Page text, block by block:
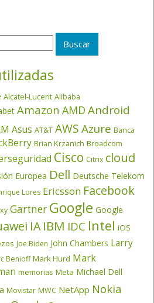
Alcatel-Lucent Alibaba
Amazon AMD Android
Asus AT&T AWSAzure Banca
Brian Krzanich Broadcom
Cisco Citrix cloud
Europea Dell Deutsche Telekom
Lores Ericsson Facebook
Gartner Google Google
IA IBM IDC Intel iOS
Joe Biden John Chambers Larry
Benioff Mark Hurd Mark
memorias Meta Michael Dell
Movistar MWC NetApp Nokia